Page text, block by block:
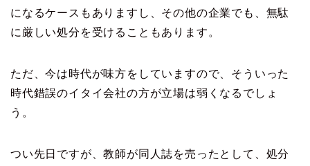
になるケースもありますし、その他の企業でも、無駄
に厳しい処分を受けることもあります。
ただ、今は時代が味方をしていますので、そういった
時代錯誤のイタイ会社の方が立場は弱くなるでしょ
う。
つい先日ですが、教師が同人誌を売ったとして、処分